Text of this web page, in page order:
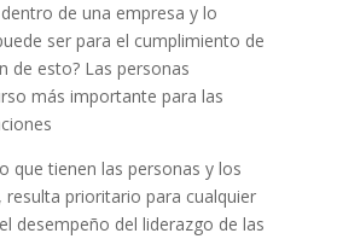
dentro de una empresa y lo
ser para el cumplimiento de
de esto? Las personas
más importante para las
que tienen las personas y los
prioritario para cualquier
desempeño del liderazgo de las